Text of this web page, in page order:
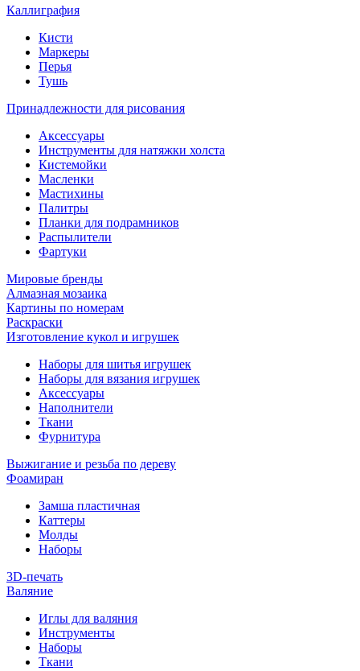
Каллиграфия
Кисти
Маркеры
Перья
Тушь
Принадлежности для рисования
Аксессуары
Инструменты для натяжки холста
Кистемойки
Масленки
Мастихины
Палитры
Планки для подрамников
Распылители
Фартуки
Мировые бренды
Алмазная мозаика
Картины по номерам
Раскраски
Изготовление кукол и игрушек
Наборы для шитья игрушек
Наборы для вязания игрушек
Аксессуары
Наполнители
Ткани
Фурнитура
Выжигание и резьба по дереву
Фоамиран
Замша пластичная
Каттеры
Молды
Наборы
3D-печать
Валяние
Иглы для валяния
Инструменты
Наборы
Ткани